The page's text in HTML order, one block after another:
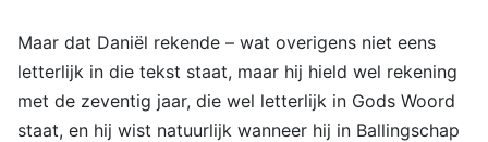
Maar dat Daniël rekende – wat overigens niet eens
letterlijk in die tekst staat, maar hij hield wel rekening
met de zeventig jaar, die wel letterlijk in Gods Woord
staat, en hij wist natuurlijk wanneer hij in Ballingschap